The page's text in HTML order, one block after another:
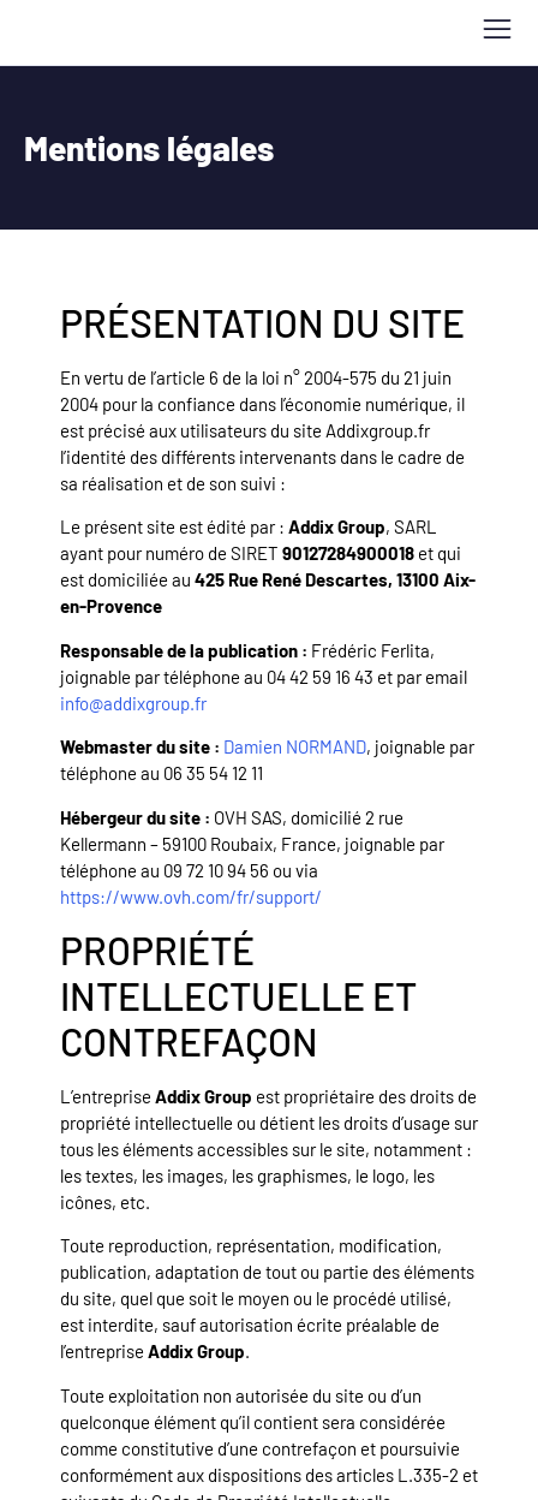
Mentions légales
PRÉSENTATION DU SITE
En vertu de l’article 6 de la loi n° 2004-575 du 21 juin
2004 pour la confiance dans l’économie numérique, il
est précisé aux utilisateurs du site Addixgroup.fr
l’identité des différents intervenants dans le cadre de
sa réalisation et de son suivi :
Le présent site est édité par : Addix Group, SARL
ayant pour numéro de SIRET 90127284900018 et qui
est domiciliée au 425 Rue René Descartes, 13100 Aix-
en-Provence
Responsable de la publication : Frédéric Ferlita,
joignable par téléphone au 04 42 59 16 43 et par email
info@addixgroup.fr
Webmaster du site : Damien NORMAND, joignable par
téléphone au 06 35 54 12 11
Hébergeur du site : OVH SAS, domicilié 2 rue
Kellermann – 59100 Roubaix, France, joignable par
téléphone au 09 72 10 94 56 ou via
https://www.ovh.com/fr/support/
PROPRIÉTÉ
INTELLECTUELLE ET
CONTREFAÇON
L’entreprise Addix Group est propriétaire des droits de
propriété intellectuelle ou détient les droits d’usage sur
tous les éléments accessibles sur le site, notamment :
les textes, les images, les graphismes, le logo, les
icônes, etc.
Toute reproduction, représentation, modification,
publication, adaptation de tout ou partie des éléments
du site, quel que soit le moyen ou le procédé utilisé,
est interdite, sauf autorisation écrite préalable de
l’entreprise Addix Group.
Toute exploitation non autorisée du site ou d’un
quelconque élément qu’il contient sera considérée
comme constitutive d’une contrefaçon et poursuivie
conformément aux dispositions des articles L.335-2 et